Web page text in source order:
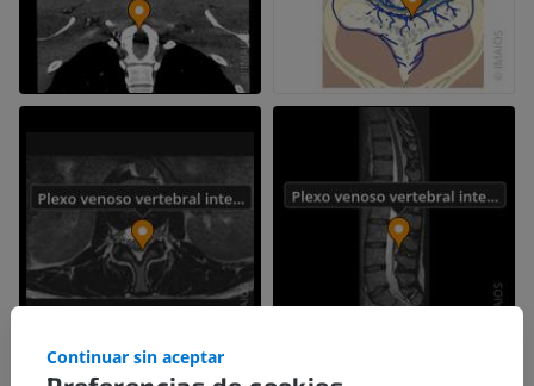
Continuar sin aceptar